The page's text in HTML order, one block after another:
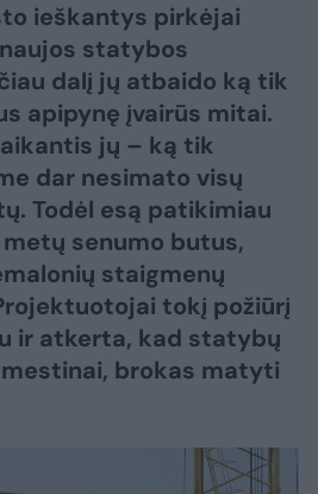
ieškantys pirkėjai
statybos
dalį jų atbaido ką tik
apipynę įvairūs mitai.
jų – ką tik
dar nesimato visų
Todėl esą patikimiau
senumo butus,
staigmenų
tokį požiūrį
ir atkerta, kad statybų
brokas matyti